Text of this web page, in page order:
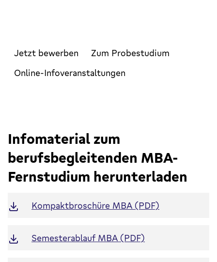
Jetzt bewerben
Zum Probestudium
Online-Infoveranstaltungen
Infomaterial zum
berufsbegleitenden MBA-
Fernstudium herunterladen
Kompaktbroschüre MBA (PDF)
Semesterablauf MBA (PDF)